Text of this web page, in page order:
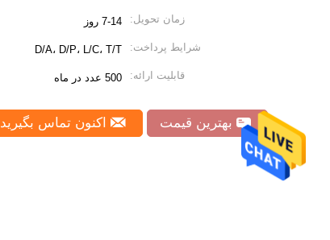
زمان تحویل: 7-14 روز
شرایط پرداخت: D/A، D/P، L/C، T/T
قابلیت ارائه: 500 عدد در ماه
بهترین قیمت اکنون تماس بگیرید